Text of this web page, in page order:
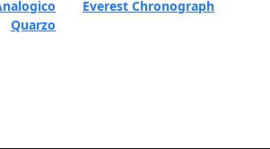
Quarzo
Everest Chronograph